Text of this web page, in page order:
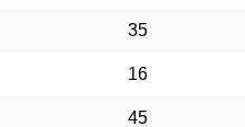
35
16
45